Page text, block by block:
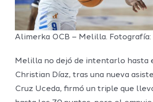
Alimerka OCB – Melilla. Fotografía:
Melilla no dejó de intentarlo hasta
Christian Díaz, tras una nueva
Cruz Uceda, firmó un triple que